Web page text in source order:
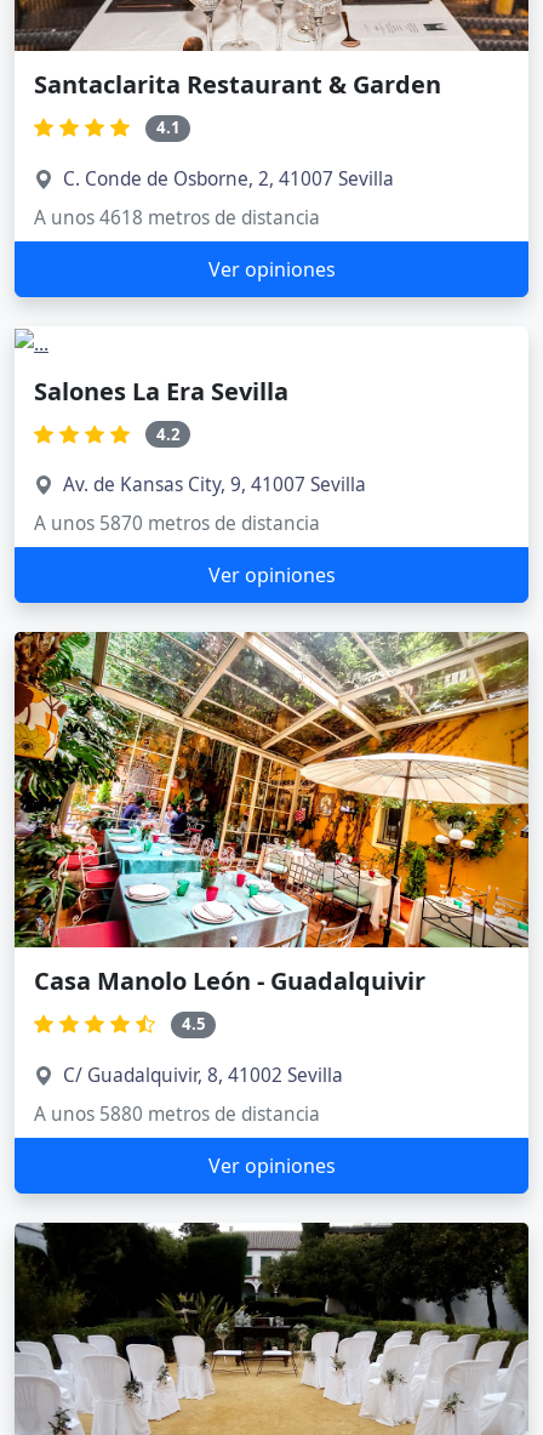
Santaclarita Restaurant & Garden
4.1
C. Conde de Osborne, 2, 41007 Sevilla
A unos 4618 metros de distancia
Ver opiniones
Salones La Era Sevilla
4.2
Av. de Kansas City, 9, 41007 Sevilla
A unos 5870 metros de distancia
Ver opiniones
Casa Manolo León - Guadalquivir
4.5
C/ Guadalquivir, 8, 41002 Sevilla
A unos 5880 metros de distancia
Ver opiniones